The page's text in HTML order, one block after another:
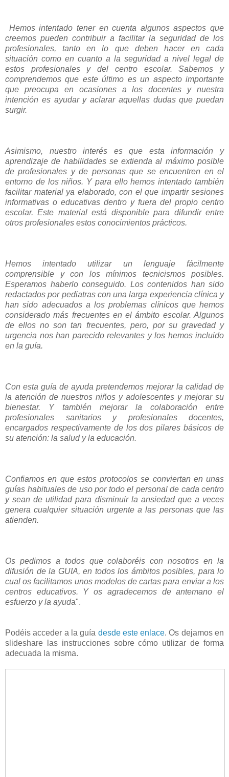
Hemos intentado tener en cuenta algunos aspectos que
creemos pueden contribuir a facilitar la seguridad de los
profesionales, tanto en lo que deben hacer en cada
situación como en cuanto a la seguridad a nivel legal de
estos profesionales y del centro escolar. Sabemos y
comprendemos que este último es un aspecto importante
que preocupa en ocasiones a los docentes y nuestra
intención es ayudar y aclarar aquellas dudas que puedan
surgir.
Asimismo, nuestro interés es que esta información y
aprendizaje de habilidades se extienda al máximo posible
de profesionales y de personas que se encuentren en el
entorno de los niños. Y para ello hemos intentado también
facilitar material ya elaborado, con el que impartir sesiones
informativas o educativas dentro y fuera del propio centro
escolar. Este material está disponible para difundir entre
otros profesionales estos conocimientos prácticos.
Hemos intentado utilizar un lenguaje fácilmente
comprensible y con los mínimos tecnicismos posibles.
Esperamos haberlo conseguido. Los contenidos han sido
redactados por pediatras con una larga experiencia clínica y
han sido adecuados a los problemas clínicos que hemos
considerado más frecuentes en el ámbito escolar. Algunos
de ellos no son tan frecuentes, pero, por su gravedad y
urgencia nos han parecido relevantes y los hemos incluido
en la guía.
Con esta guía de ayuda pretendemos mejorar la calidad de
la atención de nuestros niños y adolescentes y mejorar su
bienestar. Y también mejorar la colaboración entre
profesionales sanitarios y profesionales docentes,
encargados respectivamente de los dos pilares básicos de
su atención: la salud y la educación.
Confiamos en que estos protocolos se conviertan en unas
guías habituales de uso por todo el personal de cada centro
y sean de utilidad para disminuir la ansiedad que a veces
genera cualquier situación urgente a las personas que las
atienden.
Os pedimos a todos que colaboréis con nosotros en la
difusión de la GUIA, en todos los ámbitos posibles, para lo
cual os facilitamos unos modelos de cartas para enviar a los
centros educativos. Y os agradecemos de antemano el
esfuerzo y la ayuda".
Podéis acceder a la guía desde este enlace. Os dejamos en
slideshare las instrucciones sobre cómo utilizar de forma
adecuada la misma.